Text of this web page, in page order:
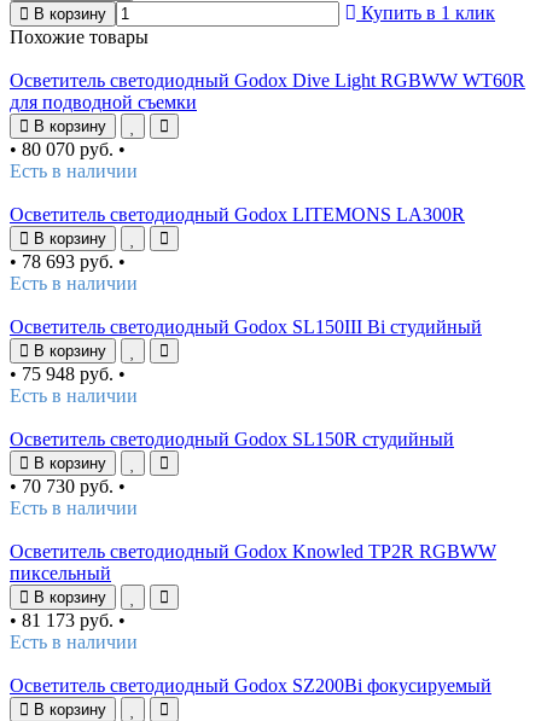
В корзину
Купить в 1 клик
Похожие товары
Осветитель светодиодный Godox Dive Light RGBWW WT60R
для подводной съемки
В корзину
• 80 070 руб. •
Есть в наличии
Осветитель светодиодный Godox LITEMONS LA300R
В корзину
• 78 693 руб. •
Есть в наличии
Осветитель светодиодный Godox SL150III Bi студийный
В корзину
• 75 948 руб. •
Есть в наличии
Осветитель светодиодный Godox SL150R студийный
В корзину
• 70 730 руб. •
Есть в наличии
Осветитель светодиодный Godox Knowled TP2R RGBWW
пиксельный
В корзину
• 81 173 руб. •
Есть в наличии
Осветитель светодиодный Godox SZ200Bi фокусируемый
В корзину